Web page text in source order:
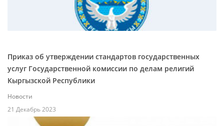
Приказ об утверждении стандартов государственных
услуг Государственной комиссии по делам религий
Кыргызской Республики
Новости
21 Декабрь 2023